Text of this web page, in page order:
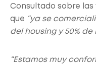
Consultado sobre
que “ya se
del housing y 50%
“Estamos muy